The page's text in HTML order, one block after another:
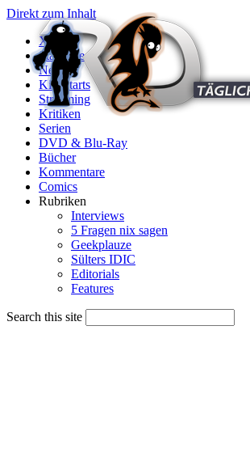
Direkt zum Inhalt
X
Startseite
News
Kinostarts
Streaming
Kritiken
Serien
DVD & Blu-Ray
Bücher
Kommentare
Comics
Rubriken
Interviews
5 Fragen nix sagen
Geekplauze
Sülters IDIC
Editorials
Features
Search this site